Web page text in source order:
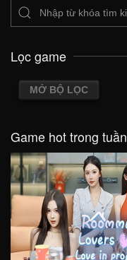
Lọc game
MỞ BỘ LỌC
Game hot trong tuần
VIEW